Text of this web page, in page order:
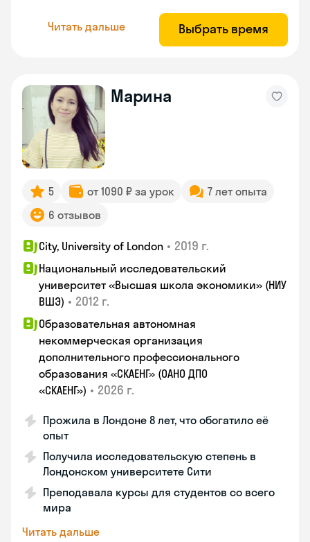
Читать дальше Выбрать время
Марина
5 от 1090 ₽ за урок
7 лет опыта
6 отзывов
City, University of London • 2019 г.
Национальный исследовательский
университет «Высшая школа экономики» (НИУ
ВШЭ) • 2012 г.
Образовательная автономная
некоммерческая организация
дополнительного профессионального
образования «СКАЕНГ» (ОАНО ДПО
«СКАЕНГ») • 2026 г.
Прожила в Лондоне 8 лет, что обогатило её
опыт
Получила исследовательскую степень в
Лондонском университете Сити
Преподавала курсы для студентов со всего
мира
Читать дальше